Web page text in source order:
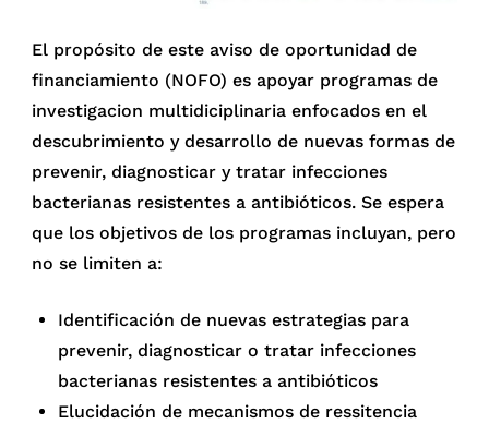
El propósito de este aviso de oportunidad de
financiamiento (NOFO) es apoyar programas de
investigacion multidiciplinaria enfocados en el
descubrimiento y desarrollo de nuevas formas de
prevenir, diagnosticar y tratar infecciones
bacterianas resistentes a antibióticos. Se espera
que los objetivos de los programas incluyan, pero
no se limiten a:
Identificación de nuevas estrategias para
prevenir, diagnosticar o tratar infecciones
bacterianas resistentes a antibióticos
Elucidación de mecanismos de ressitencia